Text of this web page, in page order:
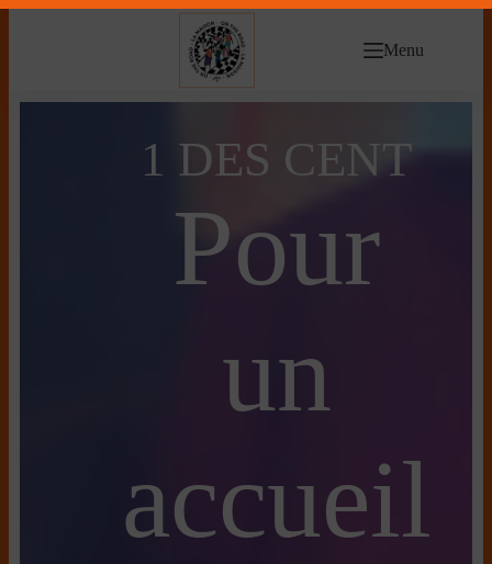
Menu
1 DES CENT
Pour
un
accueil